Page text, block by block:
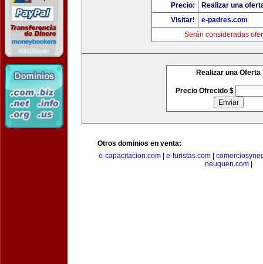
Precio:
Realizar una
Visitar!
e-padres.com
Serán consideradas
Realizar una Oferta
Precio Ofrecido $
Otros dominios en venta:
e-capacitacion.com
e-turistas.com
neuquen.com|